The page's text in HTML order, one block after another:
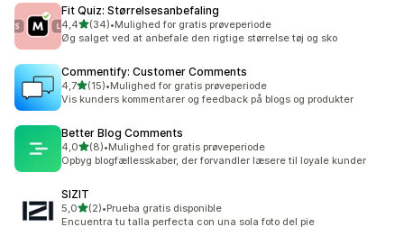
Fit Quiz: Størrelsesanbefaling
4,4ud af 5 stjerner
(34)
34 anmeldelser i alt
•Mulighed for gratis prøveperiode
Øg salget ved at anbefale den rigtige størrelse tøj og sko
Commentify: Customer Comments
4,7ud af 5 stjerner
(15)
15 anmeldelser i alt
•Mulighed for gratis prøveperiode
Vis kunders kommentarer og feedback på blogs og produkter
Better Blog Comments
4,0ud af 5 stjerner
(8)
8 anmeldelser i alt
•Mulighed for gratis prøveperiode
Opbyg blogfællesskaber, der forvandler læsere til loyale kunder
SIZIT
5,0ud af 5 stjerner
(2)
2 anmeldelser i alt
•Prueba gratis disponible
Encuentra tu talla perfecta con una sola foto del pie